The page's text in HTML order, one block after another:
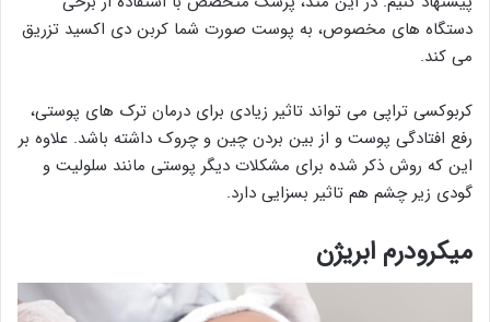
دستگاه های مخصوص، به پوست صورت شما کربن دی اکسید تزریق
می کند.
کربوکسی تراپی می تواند تاثیر زیادی برای درمان ترک های پوستی،
رفع افتادگی پوست و از بین بردن چین و چروک داشته باشد. علاوه بر
این که روش ذکر شده برای مشکلات دیگر پوستی مانند سلولیت و
گودی زیر چشم هم تاثیر بسزایی دارد.
میکرودرم ابریژن